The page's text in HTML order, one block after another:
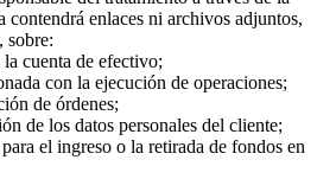
enlaces ni archivos adjuntos,
sobre:
cuenta de efectivo;
con la ejecución de operaciones;
de órdenes;
de los datos personales del cliente;
el ingreso o la retirada de fondos en